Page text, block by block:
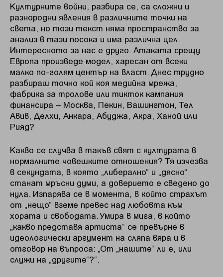
Културните войни, разбира се, са сложни и
разнородни явления в различните точки на
света, но този текст няма пространство за
анализ в тази посока и има различна цел.
Интересното за нас е друго. Атаката срещу
Европа произведе модел, харесан от всеки
малко по-голям център на власт. Днес трудно
разбираш точно кой коя медийна мрежа,
фабрика за тролове или тикток кампания
финансира – Москва, Пекин, Вашингтон, Тел
Авив, Делхи, Анкара, Абуджа, Акра, Ханой или
Рияд?
Какво се случва в такъв свят с културата в
нормалните човешките отношения? Тя изчезва
в секундата, в която „либерално“ и „дясно“
станат мръсни думи, а доверието е сведено до
нула. Изпарява се в момента, в който страхът
от „нещо“ вземе превес над любовта към
хората и свободата. Умира в мига, в който
„какво представя артиста“ се превърне в
идеологически аргумент на сляпа вяра и в
отговор на въпроса: „От „нашите“ ли е, или
служи на „другите“?“.